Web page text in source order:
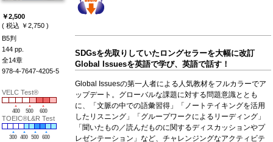
￥2,500
( 税込 ￥2,750 )
B5判
144 pp.
全14章
978-4-7647-4205-5
VELC Test®
400 500 600
TOEIC®L&R Test
300 400 500 600
SDGsを先取りしていたロングセラーを大幅に改訂
Global Issuesを英語で学び、英語で話す！
Global Issuesの第一人者による人気教材をフルカラーでア
ップデート。グローバルな課題に対する問題意識ととも
に、「文脈の中での語彙習得」「ノートテイキングを活用
したリスニング」「グループワークによるリーディング」
「聞いたもの／読んだものに関するディスカッションやプ
レゼンテーション」など、チャレンジングなアクティビテ